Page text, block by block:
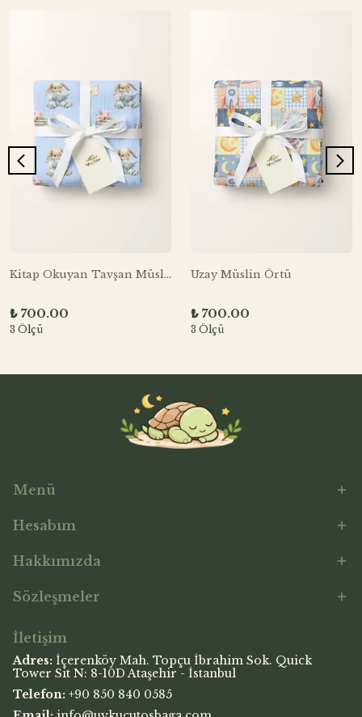
Kitap Okuyan Tavşan Müslin Örtü
₺ 700.00
3 Ölçü
Uzay Müslin Örtü
₺ 700.00
3 Ölçü
Menü
Hesabım
Hakkımızda
Sözleşmeler
İletişim
Adres: İçerenköy Mah. Topçu İbrahim Sok. Quick
Tower Sit N: 8-10D Ataşehir - İstanbul
Telefon: +90 850 840 0585